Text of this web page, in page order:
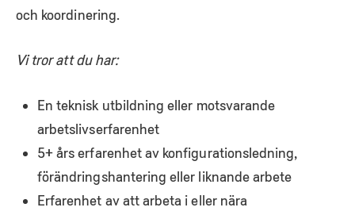
och koordinering.
Vi tror att du har:
En teknisk utbildning eller motsvarande
arbetslivserfarenhet
5+ års erfarenhet av konfigurationsledning,
förändringshantering eller liknande arbete
Erfarenhet av att arbeta i eller nära